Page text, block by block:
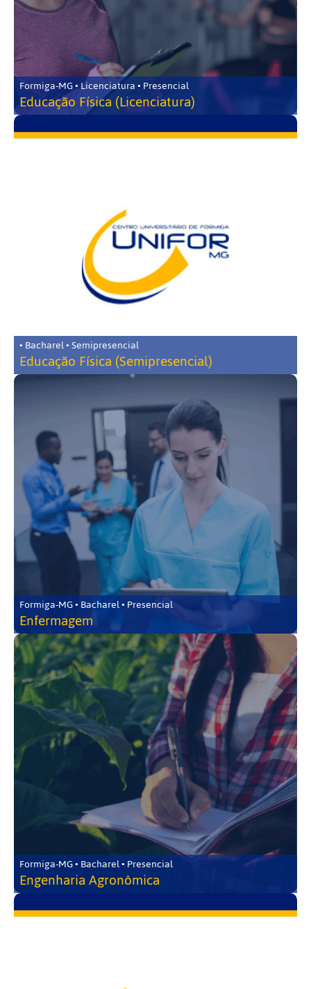
Formiga-MG • Licenciatura • Presencial
Educação Física (Licenciatura)
• Bacharel • Semipresencial
Educação Física (Semipresencial)
Formiga-MG • Bacharel • Presencial
Enfermagem
Formiga-MG • Bacharel • Presencial
Engenharia Agronômica